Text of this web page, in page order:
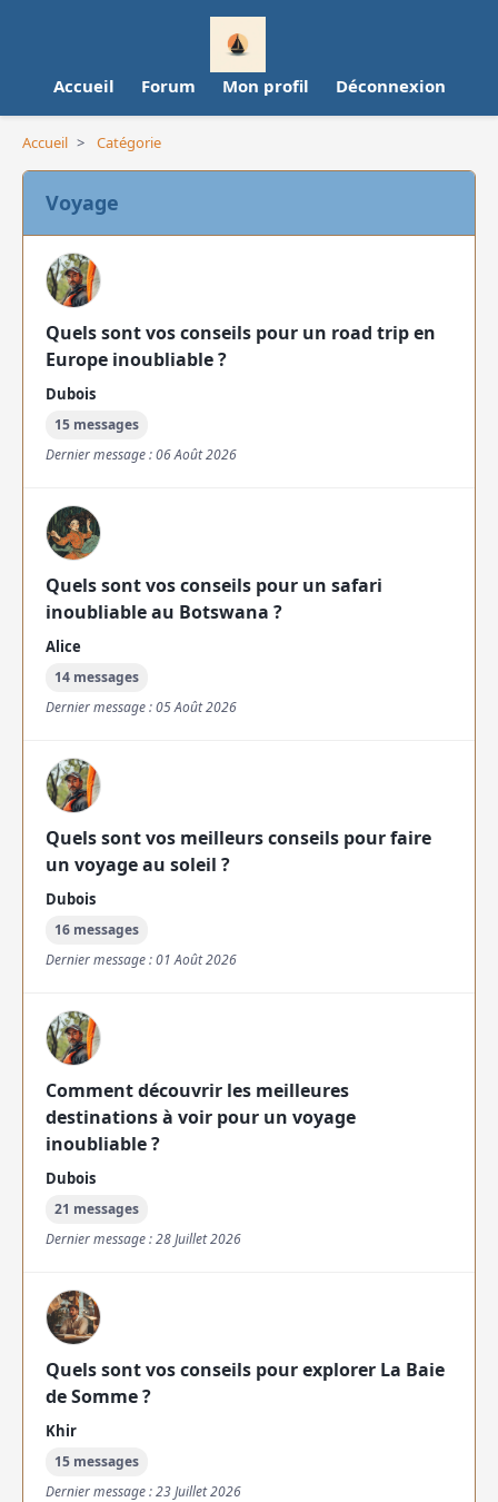
Accueil Forum Mon profil Déconnexion
Accueil > Catégorie
Voyage
Quels sont vos conseils pour un road trip en
Europe inoubliable ?
Dubois
15 messages
Dernier message : 06 Août 2026
Quels sont vos conseils pour un safari
inoubliable au Botswana ?
Alice
14 messages
Dernier message : 05 Août 2026
Quels sont vos meilleurs conseils pour faire
un voyage au soleil ?
Dubois
16 messages
Dernier message : 01 Août 2026
Comment découvrir les meilleures
destinations à voir pour un voyage
inoubliable ?
Dubois
21 messages
Dernier message : 28 Juillet 2026
Quels sont vos conseils pour explorer La Baie
de Somme ?
Khir
15 messages
Dernier message : 23 Juillet 2026